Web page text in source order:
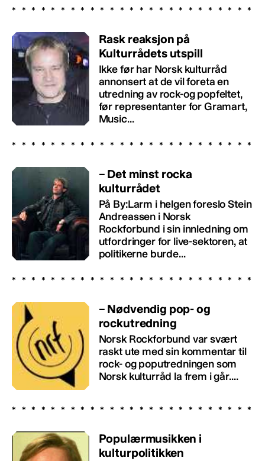
Rask reaksjon på
Kulturrådets utspill
Ikke før har Norsk kulturråd
annonsert at de vil foreta en
utredning av rock-og popfeltet,
før representanter for Gramart,
Music...
– Det minst rocka
kulturrådet
På By:Larm i helgen foreslo Stein
Andreassen i Norsk
Rockforbund i sin innledning om
utfordringer for live-sektoren, at
politikerne burde...
– Nødvendig pop- og
rockutredning
Norsk Rockforbund var svært
raskt ute med sin kommentar til
rock- og poputredningen som
Norsk kulturråd la frem i går....
Populærmusikken i
kulturpolitikken